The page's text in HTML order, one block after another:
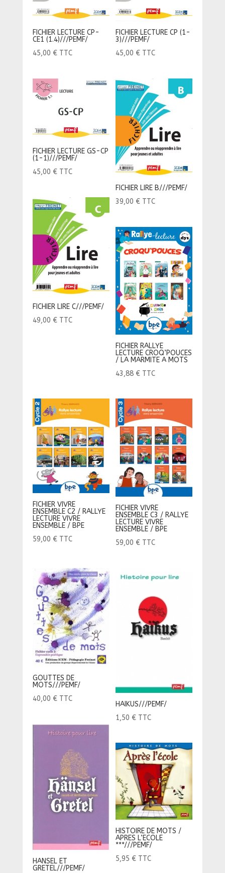
FICHIER LECTURE CP-
CE1 (1.4)///PEMF/
45,00 € TTC
FICHIER LECTURE CP (1-
3)///PEMF/
45,00 € TTC
FICHIER LECTURE GS-CP
(1-1)///PEMF/
45,00 € TTC
FICHIER LIRE B///PEMF/
39,00 € TTC
FICHIER LIRE C///PEMF/
49,00 € TTC
FICHIER RALLYE
LECTURE CROQ’POUCES
/ LA MARMITE A MOTS
43,88 € TTC
FICHIER VIVRE
ENSEMBLE C2 / RALLYE
LECTURE VIVRE
ENSEMBLE / BPE
59,00 € TTC
FICHIER VIVRE
ENSEMBLE C3 / RALLYE
LECTURE VIVRE
ENSEMBLE / BPE
59,00 € TTC
GOUTTES DE
MOTS///PEMF/
40,00 € TTC
HAIKUS///PEMF/
1,50 € TTC
HANSEL ET
GRETEL///PEMF/
HISTOIRE DE MOTS /
APRES L’ECOLE
***///PEMF/
5,95 € TTC